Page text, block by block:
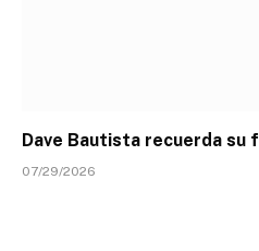
Dave Bautista recuerda su
07/29/2026